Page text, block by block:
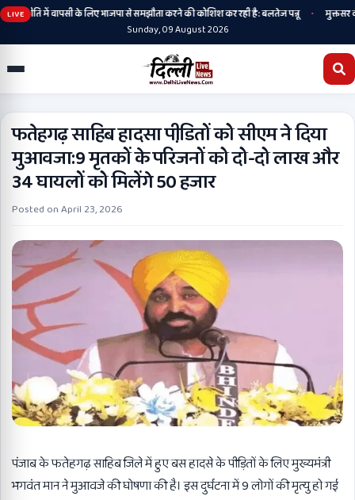
LIVE में वापसी के लिए भाजपा से समझौता करने की कोशिश कर रही है: बलतेज पन्नू •
मुक्तसर की
Sunday, 09 August 2026
फतेहगढ़ साहिब हादसा पीडि़तों को सीएम ने दिया
मुआवजा:9 मृतकों के परिजनों को दो-दो लाख और
34 घायलों को मिलेंगे 50 हजार
Posted onApril 23, 2026
पंजाब के फतेहगढ़ साहिब जिले में हुए बस हादसे के पीड़ितों के लिए मुख्यमंत्री
भगवंत मान ने मुआवजे की घोषणा की है। इस दुर्घटना में 9 लोगों की मृत्यु हो गई